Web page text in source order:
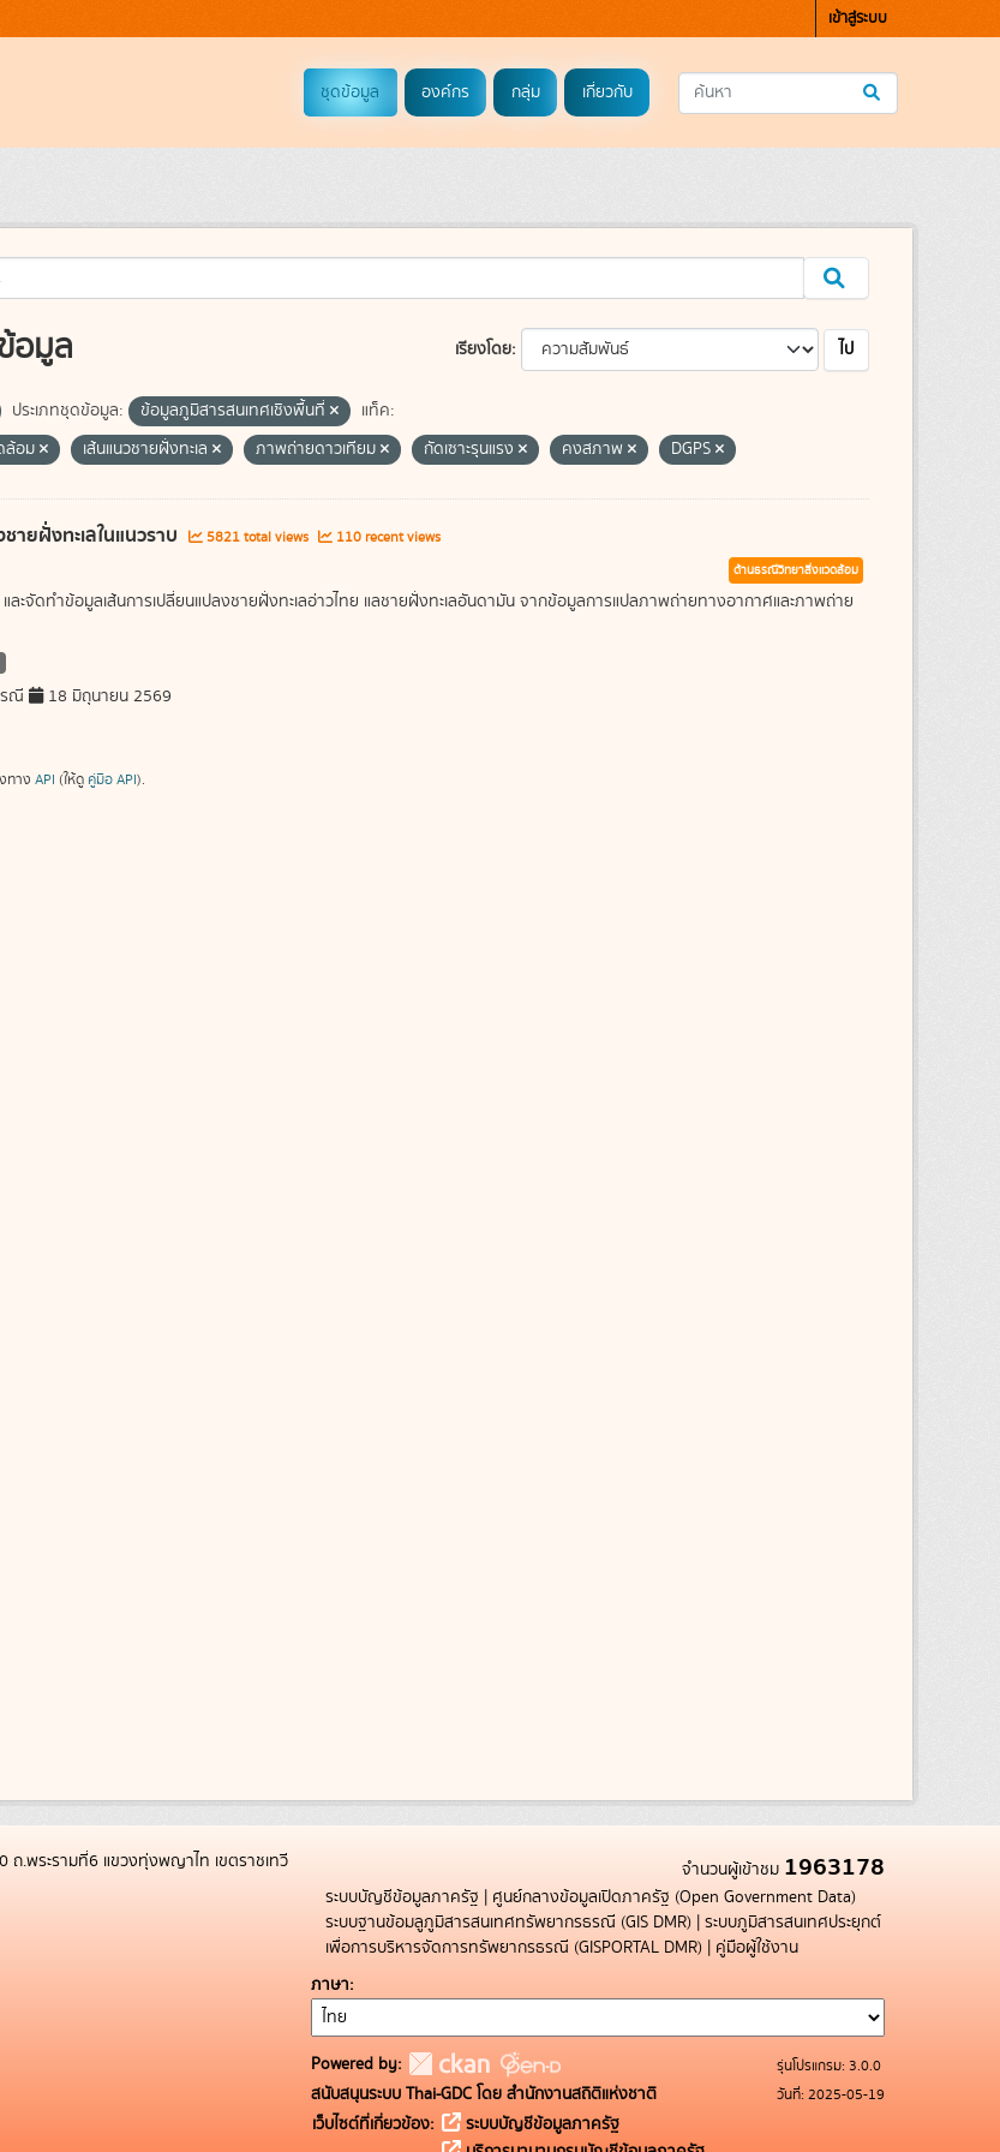
เข้าสู่ระบบ
ชุดข้อมูล องค์กร กลุ่ม เกี่ยวกับ
เรียงโดย ไป
อมูล
ประเภทชุดข้อมูล: ข้อมูลภูมิสารสนเทศเชิงพื้นที่
แท็ค:
ล้อม
เส้นแนวชายฝั่งทะเล ภาพถ่ายดาวเทียม กัดเซาะรุนแรง คงสภาพ DGPS
ายฝั่งทะเลในแนวราบ 5821 total views 110 recent views
ด้านธรณีวิทยาสิ่งแวดล้อม
ะจัดทำข้อมูลเส้นการเปลี่ยนแปลงชายฝั่งทะเลอ่าวไทย แลชายฝั่งทะเลอันดามัน จากข้อมูลการแปลภาพถ่ายทางอากาศและภาพถ่าย
ณี 18 มิถุนายน 2569
ทาง API (ให้ดู คู่มือ API).
.พระรามที่6 แขวงทุ่งพญาไท เขตราชเทวี
จำนวนผู้เข้าชม 1963178
ระบบบัญชีข้อมูลภาครัฐ | ศูนย์กลางข้อมูลเปิดภาครัฐ (Open Government Data)
ระบบฐานข้อมลูภูมิสารสนเทศทรัพยากรธรณี (GIS DMR) | ระบบภูมิสารสนเทศประยุกต์
เพื่อการบริหารจัดการทรัพยากรธรณี (GISPORTAL DMR) | คู่มือผู้ใช้งาน
ภาษา
Powered by:
สนับสนุนระบบ Thai-GDC โดย สำนักงานสถิติแห่งชาติ
เว็บไซต์ที่เกี่ยวข้อง:
ระบบบัญชีข้อมูลภาครัฐ
รุ่นโปรแกรม: 3.0.0
วันที่: 2025-05-19